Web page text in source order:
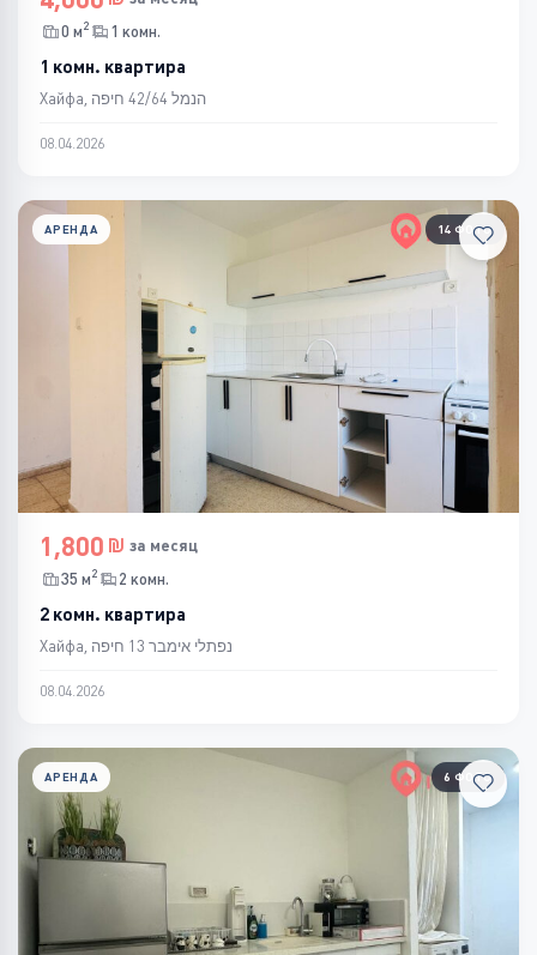
0 м2 1 комн.
1 комн. квартира
Хайфа, הנמל 42/64 חיפה
08.04.2026
14 ФОТО
АРЕНДА
1,800
за месяц
35 м2 2 комн.
2 комн. квартира
Хайфа, נפתלי אימבר 13 חיפה
08.04.2026
6 ФОТО
АРЕНДА